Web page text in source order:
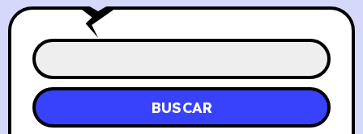
BUSCAR